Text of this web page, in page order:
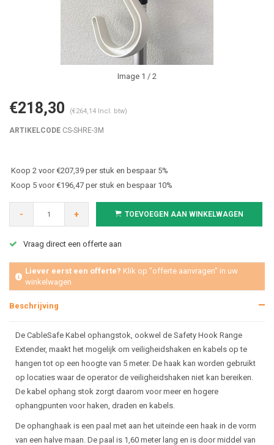
Image 1 / 2
€218,30 (€264,14 Incl. btw)
ARTIKELCODE CS-SHRE-3M
Koop 2 voor €207,39 per stuk en bespaar 5%
Koop 5 voor €196,47 per stuk en bespaar 10%
- + TOEVOEGEN AAN WINKELWAGEN
Vraag direct een offerte aan
Liever eerst een offerte? Klik op "offerte aanvragen" in uw
winkelwagen
Beschrijving
De CableSafe Kabel ophangstok, ookwel de Safety Hook Range
Extender, maakt het mogelijk om veiligheidshaken en kabels op te
hangen tot op een hoogte van 5 meter. De haak kan worden gebruikt
op locaties waar de operator de veiligheidshaken niet kan bereiken.
De kabel ophang stok zorgt daarom voor meer en hogere
ophangpunten voor haken, draden en kabels.
De ophanghaak is een paal met aan het uiteinde een haak in de vorm
van een halve maan. De paal is 1,60 meter lang en is door middel van